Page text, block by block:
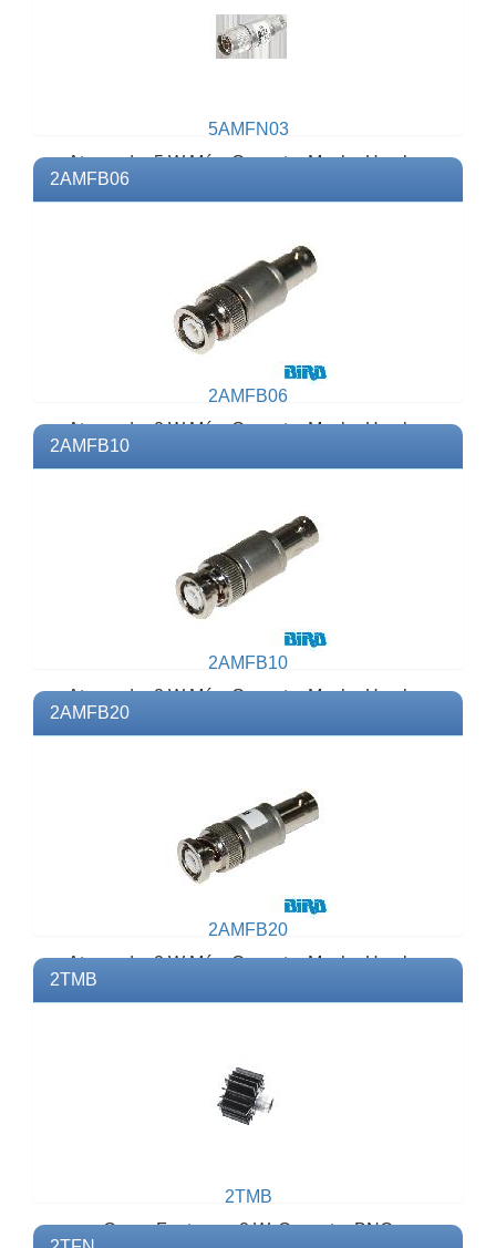
5AMFN03
Atenuador 5 W Máx. Conector Macho Hembra
N.Modelo: 5AMFN03Marca: BIRD
2AMFB06
2AMFB06
Atenuador 2 W Máx. Conector Macho Hembra
BNC.Modelo: 2AMFB06Marca: BIRD
2AMFB10
2AMFB10
Atenuador 2 W Máx. Conector Macho Hembra
BNC.Modelo: 2AMFB10Marca: BIRD
2AMFB20
2AMFB20
Atenuador 2 W Máx. Conector Macho Hembra
2TMB
2TMB
Carga Fantasma 2 W. Conector BNC